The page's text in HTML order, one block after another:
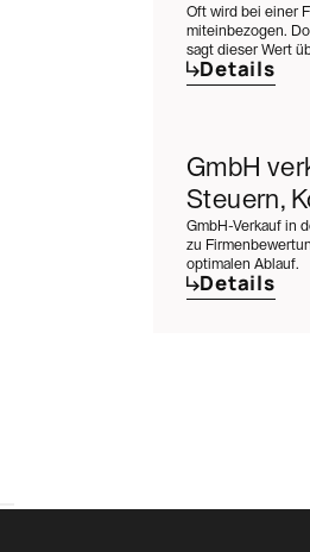
Oft wird bei einer
miteinbezogen.
sagt dieser Wert
Details
GmbH
Steuern,
GmbH-Verkauf in
zu
optimalen Ablauf.
Details